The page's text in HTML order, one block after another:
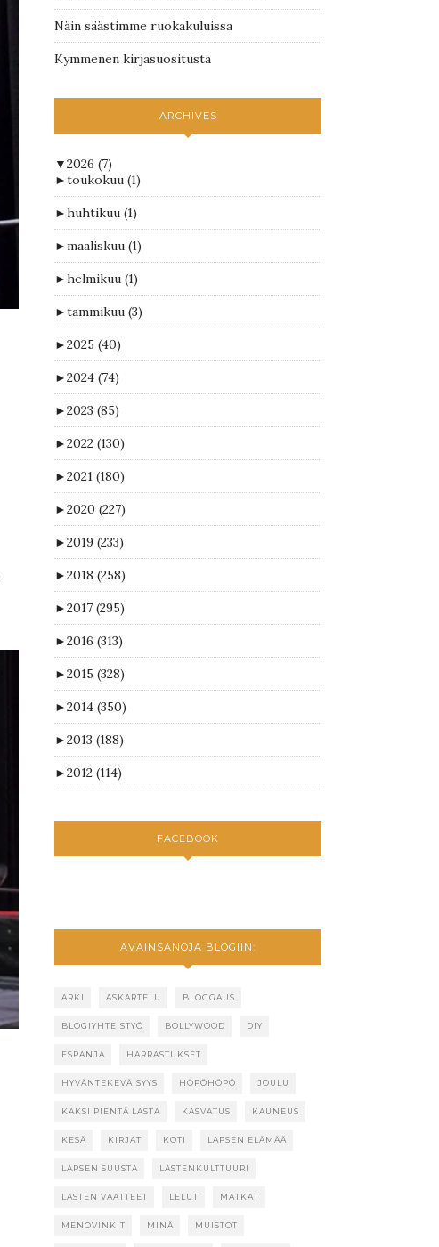
Näin säästimme ruokakuluissa
Kymmenen kirjasuositusta
ARCHIVES
▼2026 (7)
►toukokuu (1)
►huhtikuu (1)
►maaliskuu (1)
►helmikuu (1)
►tammikuu (3)
►2025 (40)
►2024 (74)
►2023 (85)
►2022 (130)
►2021 (180)
►2020 (227)
►2019 (233)
►2018 (258)
►2017 (295)
►2016 (313)
►2015 (328)
►2014 (350)
►2013 (188)
►2012 (114)
FACEBOOK
AVAINSANOJA BLOGIIN:
ARKI ASKARTELU BLOGGAUS
BLOGIYHTEISTYÖ BOLLYWOOD DIY
ESPANJA HARRASTUKSET
HYVÄNTEKEVÄISYYS HÖPÖHÖPÖ JOULU
KAKSI PIENTÄ LASTA KASVATUS KAUNEUS
KESÄ KIRJAT KOTI LAPSEN ELÄMÄÄ
LAPSEN SUUSTA LASTENKULTTUURI
LASTEN VAATTEET LELUT MATKAT
MENOVINKIT MINÄ MUISTOT